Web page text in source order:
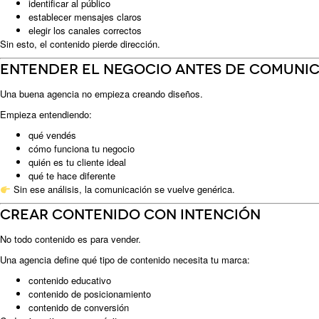
identificar al público
establecer mensajes claros
elegir los canales correctos
Sin esto, el contenido pierde dirección.
Entender el negocio antes de
Una buena agencia no empieza creando diseños.
Empieza entendiendo:
qué vendés
cómo funciona tu negocio
quién es tu cliente ideal
qué te hace diferente
Sin ese análisis, la comunicación se vuelve genérica.
Crear contenido con intención
No todo contenido es para vender.
Una agencia define qué tipo de contenido necesita tu marca:
contenido educativo
contenido de posicionamiento
contenido de conversión